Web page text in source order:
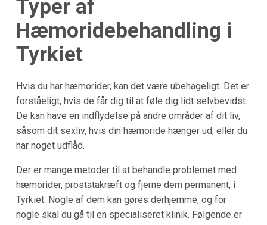
Typer af
Hæmoridebehandling i
Tyrkiet
Hvis du har hæmorider, kan det være ubehageligt. Det er
forståeligt, hvis de får dig til at føle dig lidt selvbevidst.
De kan have en indflydelse på andre områder af dit liv,
såsom dit sexliv, hvis din hæmoride hænger ud, eller du
har noget udflåd.
Der er mange metoder til at behandle problemet med
hæmorider, prostatakræft og fjerne dem permanent, i
Tyrkiet. Nogle af dem kan gøres derhjemme, og for
nogle skal du gå til en specialiseret klinik. Følgende er